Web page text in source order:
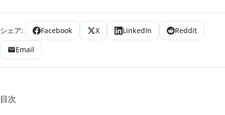
シェア: Facebook X LinkedIn
Reddit
Email
目次